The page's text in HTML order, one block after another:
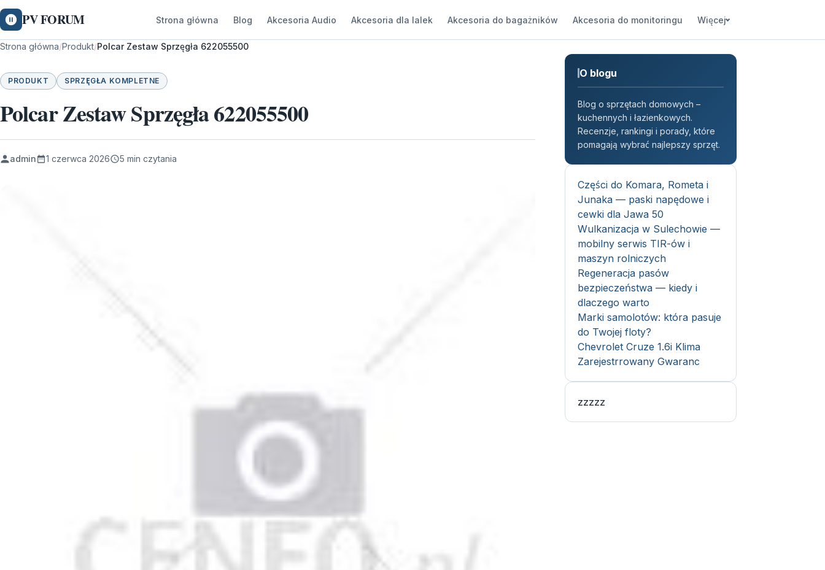
PV FORUM Strona główna Blog Akcesoria Audio Akcesoria dla lalek Akcesoria do bagażników Akcesoria do monitoringu Więcej
Strona główna/Produkt/Polcar Zestaw Sprzęgła 622055500
PRODUKT SPRZĘGŁA KOMPLETNE
Polcar Zestaw Sprzęgła 622055500
admin 1 czerwca 2026 5 min czytania
O blogu
Blog o sprzętach domowych –
kuchennych i łazienkowych.
Recenzje, rankingi i porady, które
pomagają wybrać najlepszy sprzęt.
Części do Komara, Rometa i
Junaka — paski napędowe i
cewki dla Jawa 50
Wulkanizacja w Sulechowie —
mobilny serwis TIR-ów i
maszyn rolniczych
Regeneracja pasów
bezpieczeństwa — kiedy i
dlaczego warto
Marki samolotów: która pasuje
do Twojej floty?
Chevrolet Cruze 1.6i Klima
Zarejestrrowany Gwaranc
zzzzz